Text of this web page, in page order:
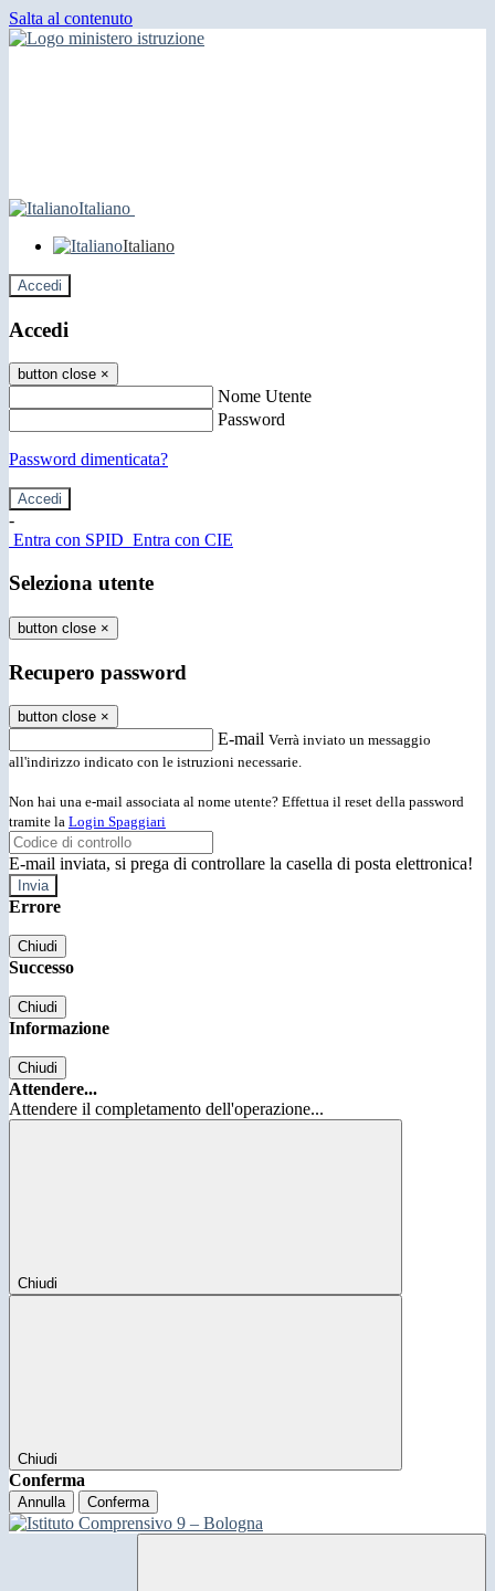
Salta al contenuto
Italiano
Italiano
Accedi
Accedi
button close ×
Nome Utente
Password
Password dimenticata?
-
Entra con SPID Entra con CIE
Seleziona utente
button close ×
Recupero password
button close ×
E-mail Verrà inviato un messaggio
all'indirizzo indicato con le istruzioni necessarie.
Non hai una e-mail associata al nome utente? Effettua il reset della password
tramite la Login Spaggiari
E-mail inviata, si prega di controllare la casella di posta elettronica!
Errore
Chiudi
Successo
Chiudi
Informazione
Chiudi
Attendere...
Attendere il completamento dell'operazione...
Chiudi
Chiudi
Conferma
Annulla Conferma